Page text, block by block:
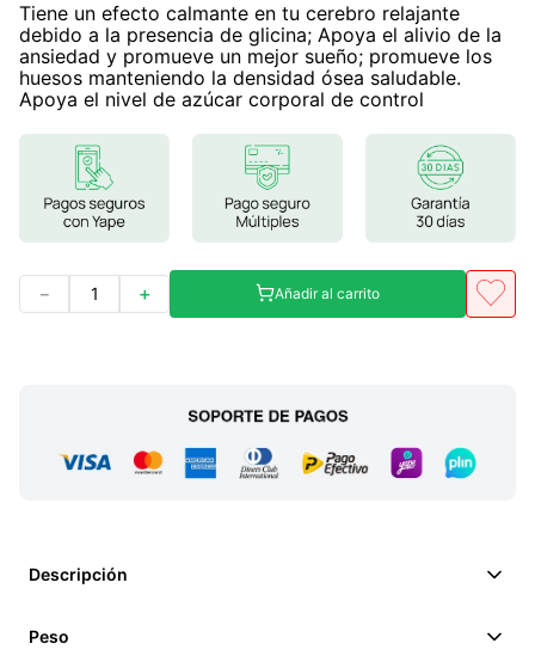
9.
ashwagandha
10. clorofila
Tiene un efecto calmante en tu cerebro relajante
debido a la presencia de glicina; Apoya el alivio de la
ansiedad y promueve un mejor sueño; promueve los
huesos manteniendo la densidad ósea saludable.
Apoya el nivel de azúcar corporal de control
＋
－ Añadir al carrito
Descripción
Peso